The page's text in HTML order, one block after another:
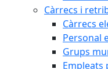
Càrrecs i
Càrrecs
Personal
Grups
Empleats